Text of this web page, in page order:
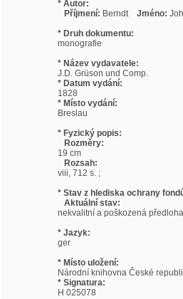
* Druh dokumentu:
* Název vydavatele:
J.D. Grüson und Comp.
* Datum vydání:
* Místo vydání:
Breslau
* Fyzický popis:
Rozměry:
Rozsah:
viii, 712 s. ;
* Stav z hlediska ochrany fondů:
Aktuální stav:
nekvalitní a poškozená předloha;
* Jazyk:
Národní knihovna České republiky
* Signatura:
H 025078
* URI:
http://kramerius.nkp.cz/kramerius/